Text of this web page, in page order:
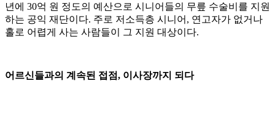
년에 30억 원 정도의 예산으로 시니어들의 무릎 수술비를 지원
하는 공익 재단이다. 주로 저소득층 시니어, 연고자가 없거나
홀로 어렵게 사는 사람들이 그 지원 대상이다.
어르신들과의 계속된 접점, 이사장까지 되다